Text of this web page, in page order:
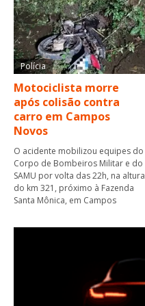
Polícia
Motociclista morre
após colisão contra
carro em Campos
Novos
O acidente mobilizou equipes do
Corpo de Bombeiros Militar e do
SAMU por volta das 22h, na altura
do km 321, próximo à Fazenda
Santa Mônica, em Campos